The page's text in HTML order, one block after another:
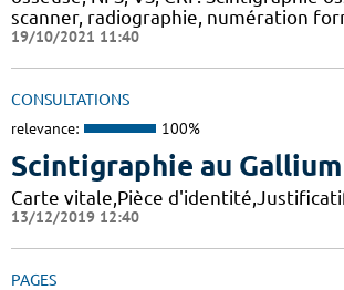
scanner, radiographie, numération
19/10/2021 11:40
CONSULTATIONS
relevance: 100%
Scintigraphie au Gallium
Carte vitale,Pièce
13/12/2019 12:40
PAGES